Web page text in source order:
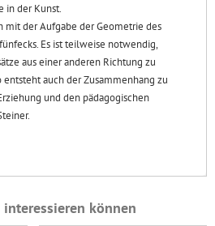
in der Kunst.
mit der Aufgabe der Geometrie des
Es ist teilweise notwendig,
aus einer anderen Richtung zu
auch der Zusammenhang zu
und den pädagogischen
können